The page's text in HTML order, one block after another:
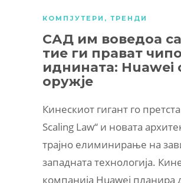
КОМПЈУТЕРИ , ТРЕНДИ
САД им воведоа
тие ги прават
иднината: Huawei
оружје
Кинескиот гигант го
Scaling Law“ и новата
трајно елиминирање на
западната технологија.
компанија Huawei планира